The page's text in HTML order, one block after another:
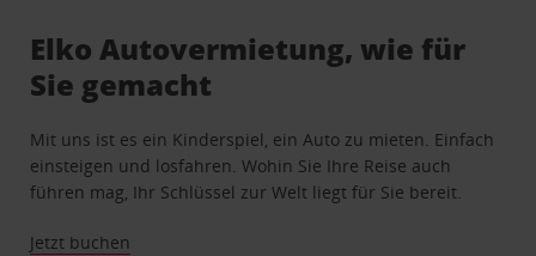
Elko Autovermietung, wie für
Sie gemacht
Mit uns ist es ein Kinderspiel, ein Auto zu mieten. Einfach
einsteigen und losfahren. Wohin Sie Ihre Reise auch
führen mag, Ihr Schlüssel zur Welt liegt für Sie bereit.
Jetzt buchen